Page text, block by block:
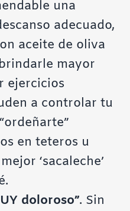
una
adecuado,
aceite de oliva
mayor
ejercicios
a controlar tu
en teteros u
‘sacaleche’
doloroso”. Sin